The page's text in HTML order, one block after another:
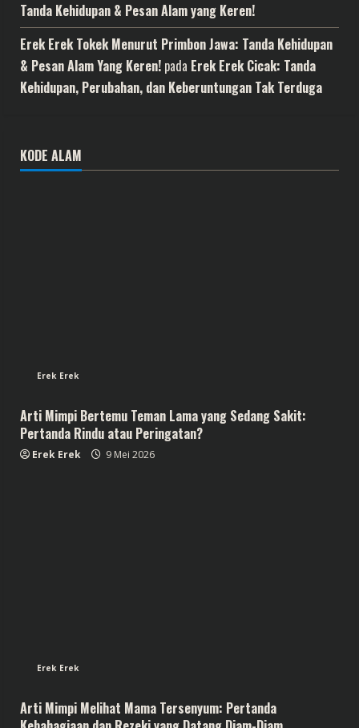
Tanda Kehidupan & Pesan Alam yang Keren!
Erek Erek Tokek Menurut Primbon Jawa: Tanda Kehidupan
& Pesan Alam Yang Keren! pada Erek Erek Cicak: Tanda
Kehidupan, Perubahan, dan Keberuntungan Tak Terduga
KODE ALAM
Erek Erek
Arti Mimpi Bertemu Teman Lama yang Sedang Sakit:
Pertanda Rindu atau Peringatan?
Erek Erek 9 Mei 2026
Erek Erek
Arti Mimpi Melihat Mama Tersenyum: Pertanda